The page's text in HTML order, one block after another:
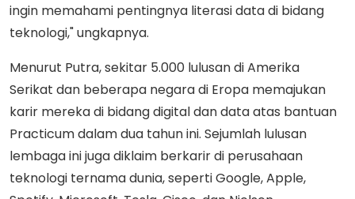
ingin memahami pentingnya literasi data di bidang
teknologi," ungkapnya.
Menurut Putra, sekitar 5.000 lulusan di Amerika
Serikat dan beberapa negara di Eropa memajukan
karir mereka di bidang digital dan data atas bantuan
Practicum dalam dua tahun ini. Sejumlah lulusan
lembaga ini juga diklaim berkarir di perusahaan
teknologi ternama dunia, seperti Google, Apple,